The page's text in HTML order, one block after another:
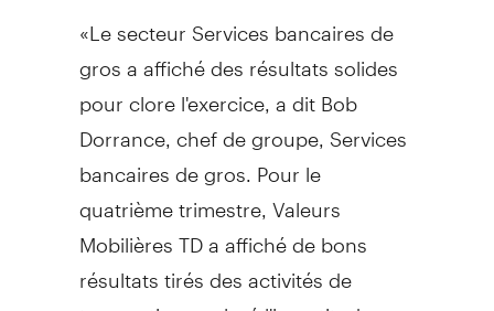
«Le secteur Services bancaires de
gros a affiché des résultats solides
pour clore l'exercice, a ditBob
Dorrance, chef de groupe, Services
bancaires de gros. Pour le
quatrième trimestre, Valeurs
Mobilières TD a affiché de bons
résultats tirés des activités de